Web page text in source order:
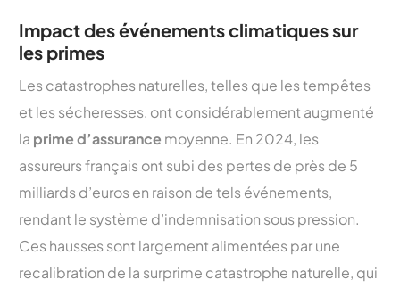
Impact des événements climatiques sur
les primes
Les catastrophes naturelles, telles que les tempêtes
et les sécheresses, ont considérablement augmenté
la prime d’assurance moyenne. En 2024, les
assureurs français ont subi des pertes de près de 5
milliards d’euros en raison de tels événements,
rendant le système d’indemnisation sous pression.
Ces hausses sont largement alimentées par une
recalibration de la surprime catastrophe naturelle, qui